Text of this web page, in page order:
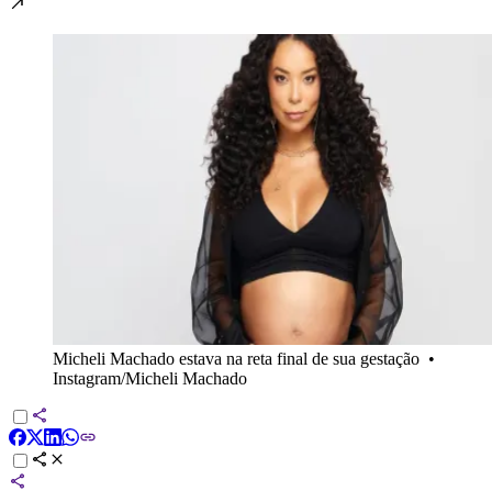
Micheli Machado estava na reta final de sua gestação •
Instagram/Micheli Machado